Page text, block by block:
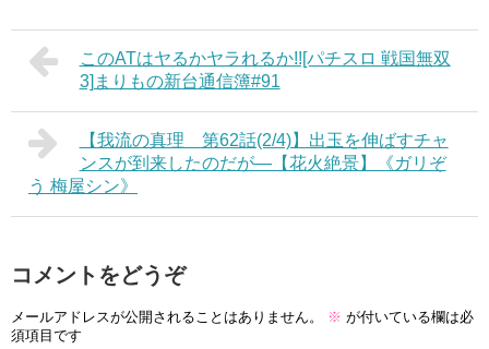
このATはヤるかヤラれるか!![パチスロ 戦国無双
3]まりもの新台通信簿#91
【我流の真理 第62話(2/4)】出玉を伸ばすチャ
ンスが到来したのだが―【花火絶景】《ガリぞ
う 梅屋シン》
コメントをどうぞ
メールアドレスが公開されることはありません。 ※ が付いている欄は必
須項目です